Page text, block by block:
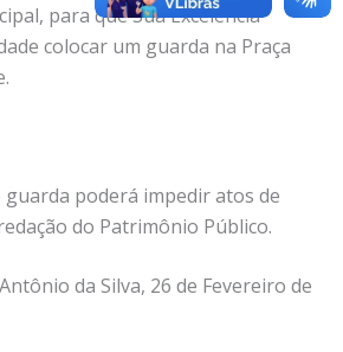
para que Sua Excelência
colocar um guarda na Praça
guarda poderá impedir atos de
do Patrimônio Público.
da Silva, 26 de Fevereiro de